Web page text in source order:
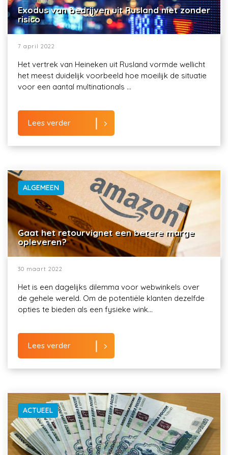
Exodus van bedrijven uit Rusland niet zonder
risico
7 april 2022
Het vertrek van Heineken uit Rusland vormde wellicht
het meest duidelijk voorbeeld hoe moeilijk de situatie
voor een aantal multinationals ...
Lees verder
ALGEMEEN
Gaat het retourvignet een betere marge
opleveren?
30 maart 2022
Het is een dagelijks dilemma voor webwinkels over
de gehele wereld. Om de potentiële klanten dezelfde
opties te bieden als een fysieke wink...
Lees verder
ACTUEEL